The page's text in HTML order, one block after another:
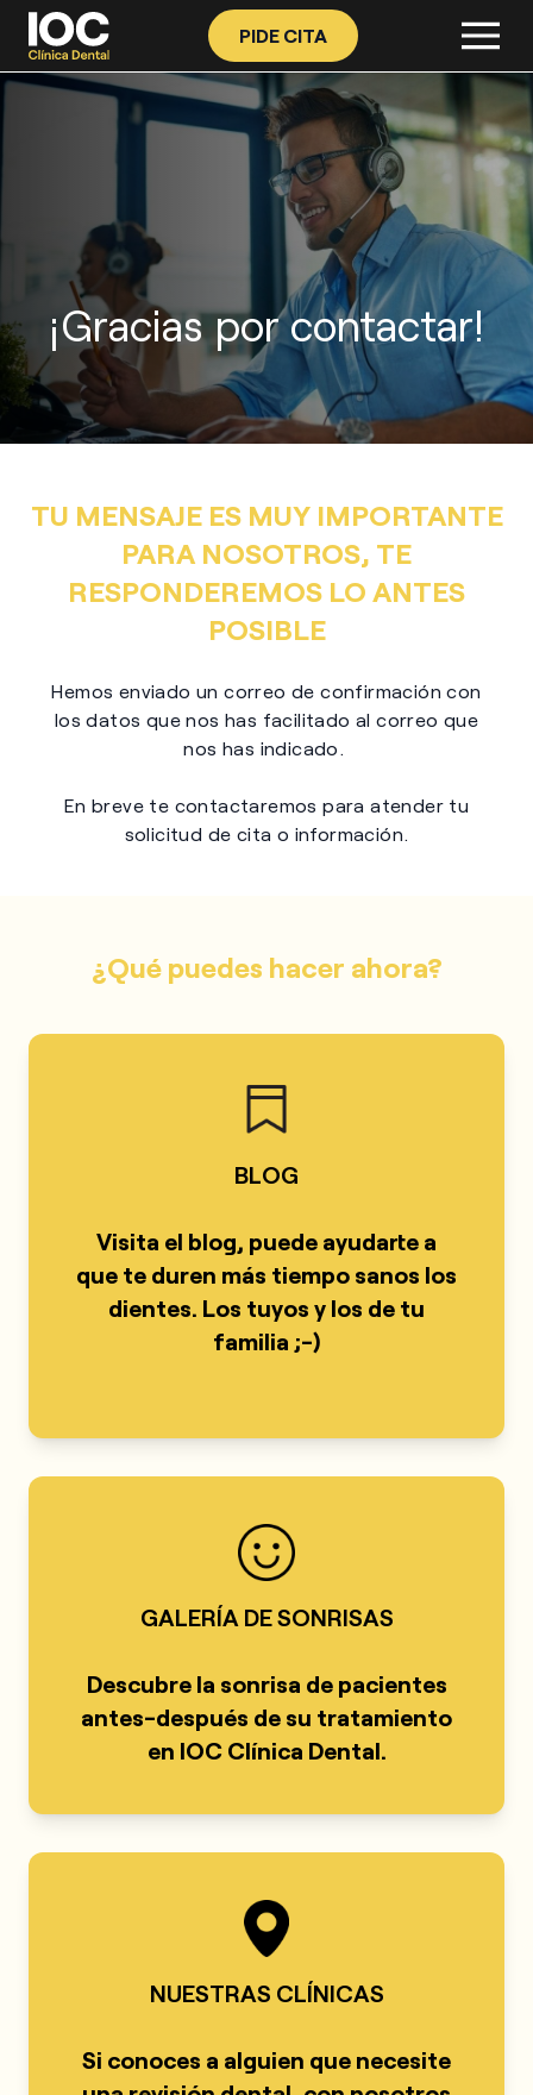
PIDE CITA
¡Gracias por contactar!
TU MENSAJE ES MUY IMPORTANTE
PARA NOSOTROS, TE
RESPONDEREMOS LO ANTES
POSIBLE
Hemos enviado un correo de confirmación con
los datos que nos has facilitado al correo que
nos has indicado.
En breve te contactaremos para atender tu
solicitud de cita o información.
¿Qué puedes hacer ahora?
BLOG
Visita el blog, puede ayudarte a
que te duren más tiempo sanos los
dientes. Los tuyos y los de tu
familia ;-)
GALERÍA DE SONRISAS
Descubre la sonrisa de pacientes
antes-después de su tratamiento
en IOC Clínica Dental.
NUESTRAS CLÍNICAS
Si conoces a alguien que necesite